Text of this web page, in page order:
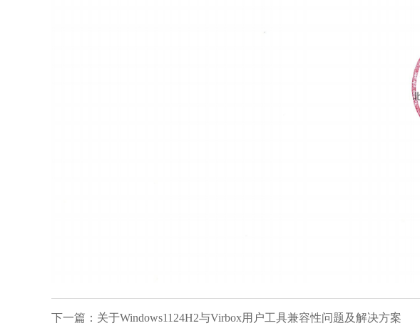
下一篇：关于Windows1124H2与Virbox用户工具兼容性问题及解决方案